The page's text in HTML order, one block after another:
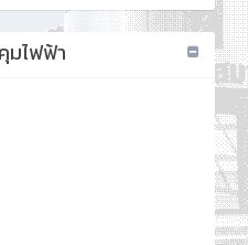
มไฟฟ้า